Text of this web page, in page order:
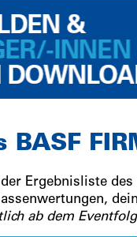
BASF
Ergebnisliste des
ab dem